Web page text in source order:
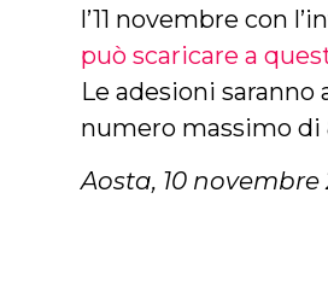
l’11 novembre con
può scaricare a
Le adesioni
numero massimo di
Aosta, 10 novembre